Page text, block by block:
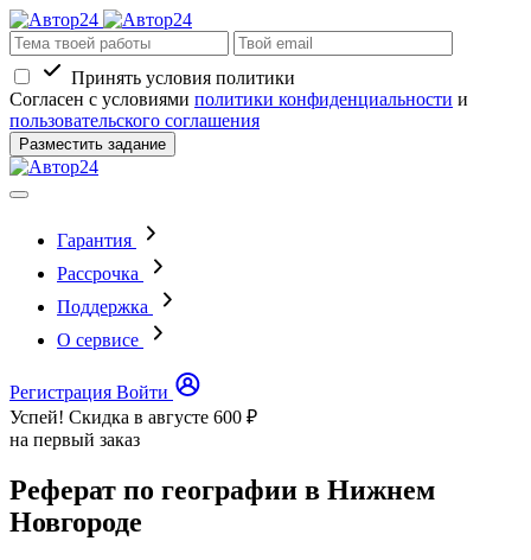
Принять условия политики
Согласен с условиями политики конфиденциальности и
пользовательского соглашения
Разместить задание
Гарантия
Рассрочка
Поддержка
О сервисе
Регистрация Войти
Успей! Скидка в августе 600 ₽
на первый заказ
Реферат по географии в Нижнем
Новгороде